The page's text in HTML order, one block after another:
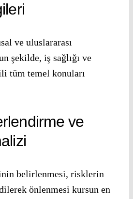
ve uluslararası
şekilde, iş sağlığı ve
tüm temel konuları
ve
belirlenmesi, risklerin
önlenmesi kursun en